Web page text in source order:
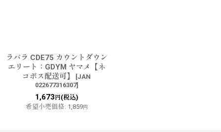
ラパラ CDE75 カウントダウン
エリート：GDYM ヤマメ【ネ
コポス配送可】
[JAN
022677316307]
1,673 円(税込)
希望小売価格: 1,859円